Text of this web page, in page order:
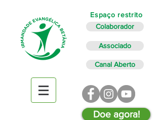
Espaço restrito
Colaborador
Associado
Canal Aberto
Doe agora!